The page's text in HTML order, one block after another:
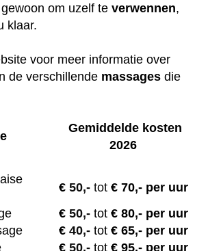
om uzelf te verwennen,
klaar.
voor meer informatie over
de verschillende massages die
Gemiddelde kosten
2026
€ 50,- tot € 70,- per uur
€ 50,- tot € 80,- per uur
€ 40,- tot € 65,- per uur
€ 50,- tot € 95,- per uur